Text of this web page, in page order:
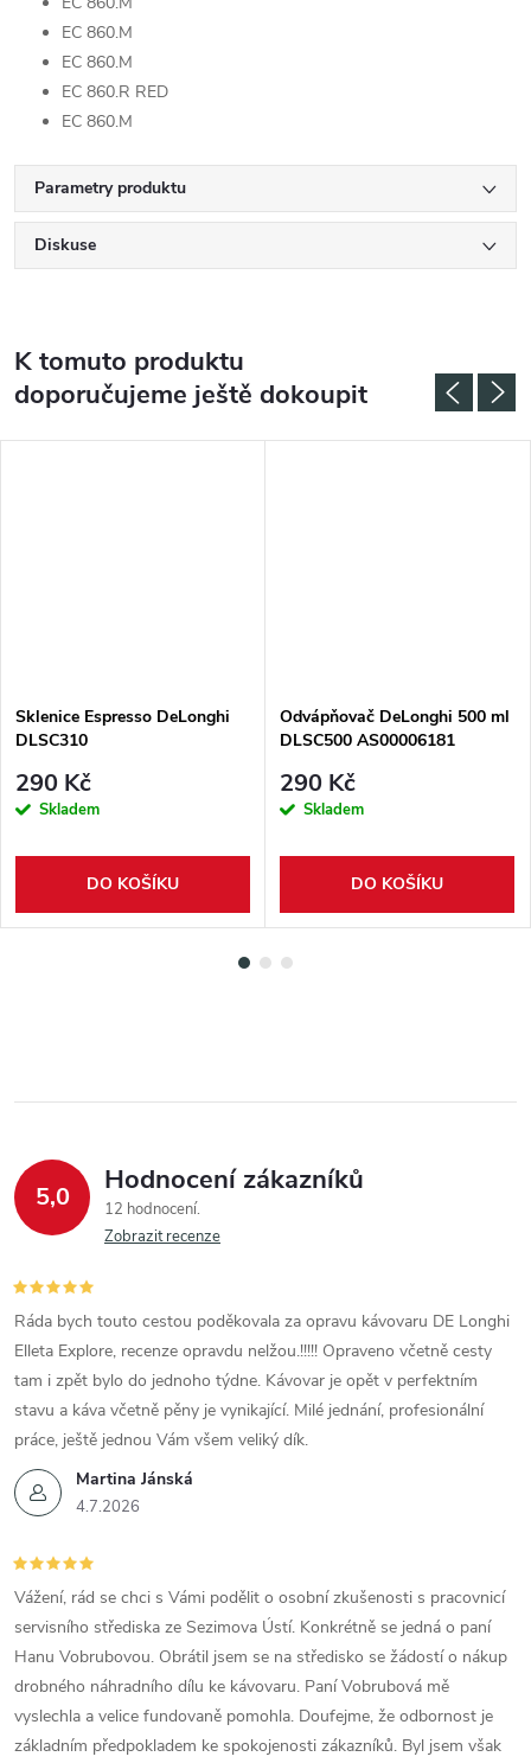
EC 860.M
EC 860.M
EC 860.R RED
EC 860.M
Parametry produktu
Diskuse
K tomuto produktu
doporučujeme ještě dokoupit
Sklenice Espresso DeLonghi
DLSC310
290 Kč
Skladem
DO KOŠÍKU
Odvápňovač DeLonghi 500 ml
DLSC500 AS00006181
290 Kč
Skladem
DO KOŠÍKU
5,0 Hodnocení zákazníků
12 hodnocení
Zobrazit recenze
Martina Jánská
4.7.2026
Ráda bych touto cestou poděkovala za opravu kávovaru DE Longhi
Elleta Explore, recenze opravdu nelžou.!!!!! Opraveno včetně cesty
tam i zpět bylo do jednoho týdne. Kávovar je opět v perfektním
stavu a káva včetně pěny je vynikající. Milé jednání, profesionální
práce, ještě jednou Vám všem veliký dík.
Vážení, rád se chci s Vámi podělit o osobní zkušenosti s pracovnicí
servisního střediska ze Sezimova Ústí. Konkrétně se jedná o paní
Hanu Vobrubovou. Obrátil jsem se na středisko se žádostí o nákup
drobného náhradního dílu ke kávovaru. Paní Vobrubová mě
vyslechla a velice fundovaně pomohla. Doufejme, že odbornost je
základním předpokladem ke spokojenosti zákazníků. Byl jsem však